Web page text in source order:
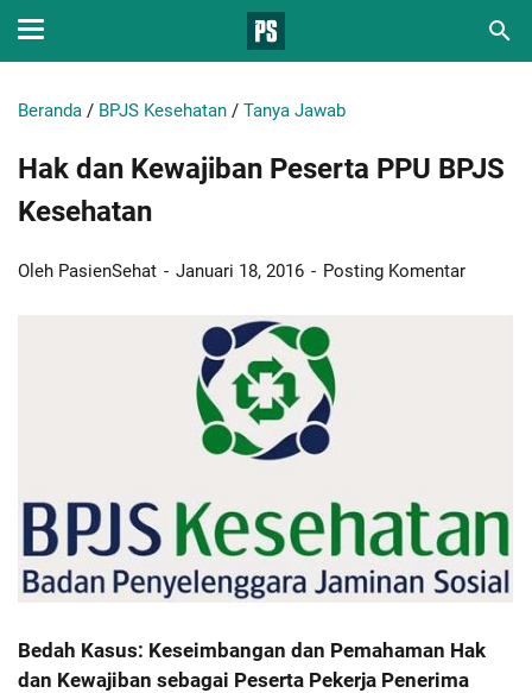
Beranda / BPJS Kesehatan / Tanya Jawab
Hak dan Kewajiban Peserta PPU BPJS
Kesehatan
Oleh PasienSehat Januari 18, 2016 Posting Komentar
Bedah Kasus: Keseimbangan dan Pemahaman Hak
dan Kewajiban sebagai Peserta Pekerja Penerima